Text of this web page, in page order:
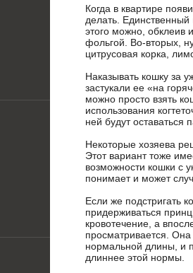
Когда в квартире
делать.
этого можно, обклеив
фольгой. Во-вторых,
цитрусовая корка,
Наказывать кошку за
застукали ее «на
можно просто взять
использования
ней будут оставаться
Некоторые хозяева
Этот вариант тоже
возможности кошки с
понимает и может
Если же подстригать
придерживаться
кровотечение, а
просматривается. Она
нормальной длины, и
длиннее этой нормы.